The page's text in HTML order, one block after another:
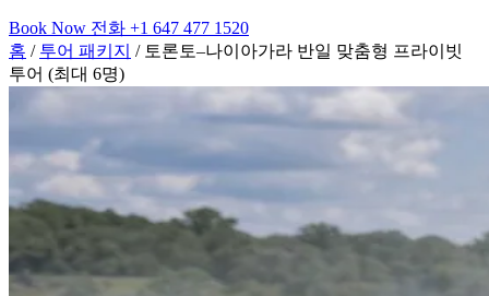
Book Now 전화 +1 647 477 1520
홈 / 투어 패키지 / 토론토–나이아가라 반일 맞춤형 프라이빗
투어 (최대 6명)